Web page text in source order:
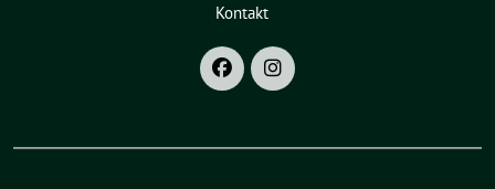
Kontakt